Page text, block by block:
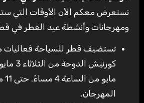
نستعرض معكم الأن الأوقات التي
ومهرجانات وأنشطة عيد الفطر في
تستضيف قطر للسياحة فعاليات
المهرجان.